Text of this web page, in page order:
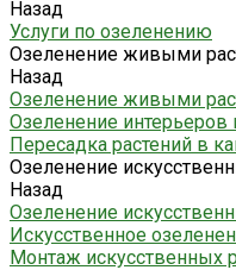
Назад
Услуги по озеленению
Озеленение живыми
Назад
Озеленение живыми
Озеленение интерьеров
Пересадка растений в
Озеленение
Назад
Озеленение
Искусственное
Монтаж искусственных